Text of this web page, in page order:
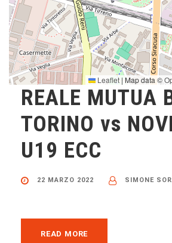
Leaflet | Map data ©
REALE MUTUA
TORINO vs
U19 ECC
22 MARZO 2022 SIMONE
READ MORE